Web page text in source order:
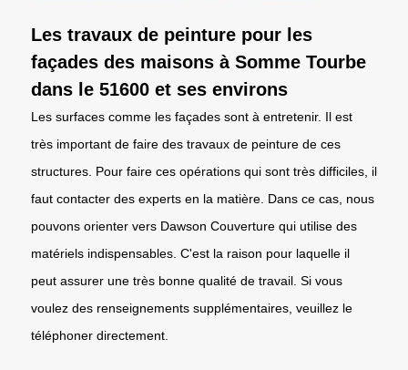
Les travaux de peinture pour les
façades des maisons à Somme Tourbe
dans le 51600 et ses environs
Les surfaces comme les façades sont à entretenir. Il est
très important de faire des travaux de peinture de ces
structures. Pour faire ces opérations qui sont très difficiles, il
faut contacter des experts en la matière. Dans ce cas, nous
pouvons orienter vers Dawson Couverture qui utilise des
matériels indispensables. C'est la raison pour laquelle il
peut assurer une très bonne qualité de travail. Si vous
voulez des renseignements supplémentaires, veuillez le
téléphoner directement.